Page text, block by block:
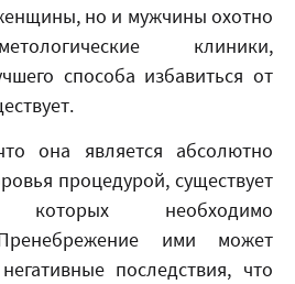
но и мужчины охотно
клиники,
способа избавиться от
она является абсолютно
процедурой, существует
необходимо
ими может
последствия, что